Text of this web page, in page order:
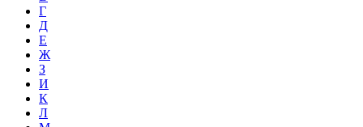
Г
Д
Е
Ж
З
И
К
Л